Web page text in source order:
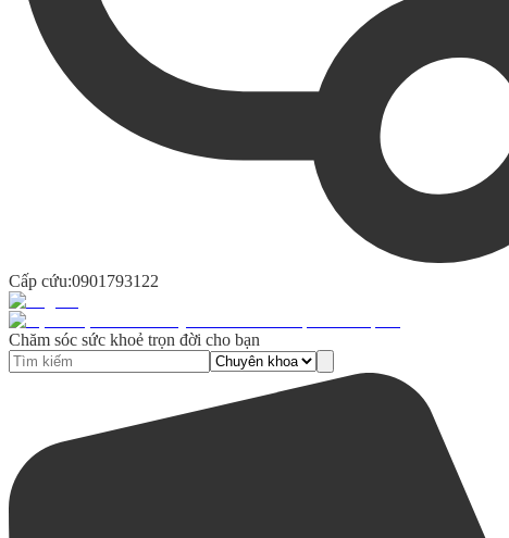
Cấp cứu:0901793122
Chăm sóc sức khoẻ trọn đời cho bạn